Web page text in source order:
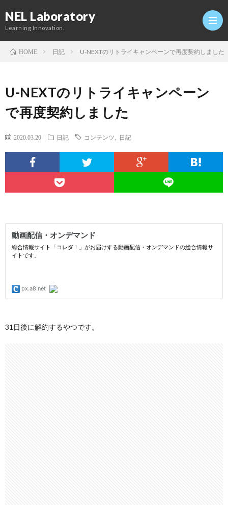
NEL Laboratory
Learning Innovation.
HOME 日記 U-NEXTのリトライキャンペーンで再度契約しました
U-NEXTのリトライキャンペーン
で再度契約しました
2020.03.20 日記 コンテンツ 日記
31日後に解約するやつです。